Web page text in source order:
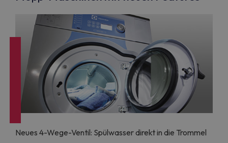
Neues 4-Wege-Ventil: Spülwasser direkt in die Trommel